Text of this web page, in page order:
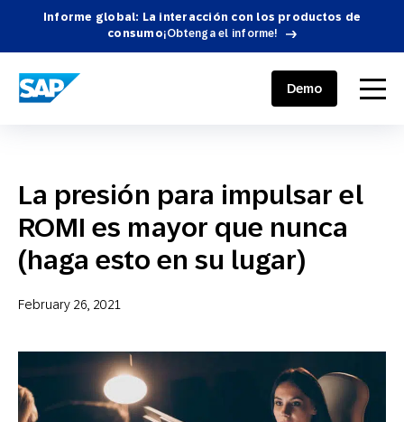
Informe global: La interacción con los productos de
consumo¡Obtenga el informe!
SAP ENGAGEMENT CLOUD menu
Demo
La presión para impulsar el
ROMI es mayor que nunca
(haga esto en su lugar)
February 26, 2021